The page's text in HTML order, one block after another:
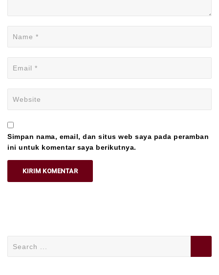
Simpan nama, email, dan situs web saya pada peramban
ini untuk komentar saya berikutnya.
for: